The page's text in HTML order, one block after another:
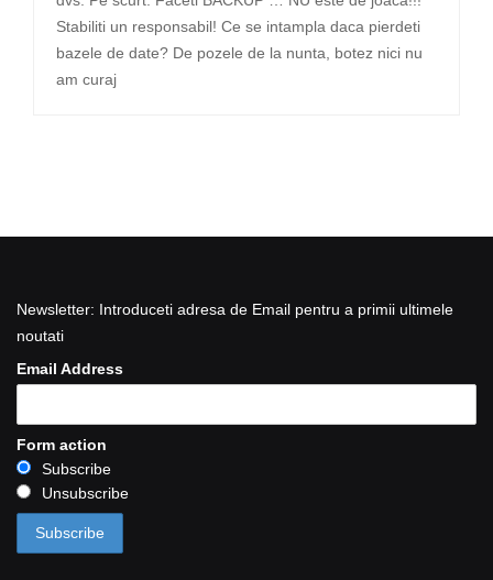
Stabiliti un responsabil! Ce se intampla daca pierdeti
bazele de date? De pozele de la nunta, botez nici nu
am curaj
Newsletter: Introduceti adresa de Email pentru a primii ultimele
noutati
Email Address
Form action
Subscribe
Unsubscribe